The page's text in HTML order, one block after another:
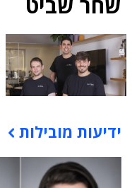
תוכן פרסומי
ידיעות מובילות